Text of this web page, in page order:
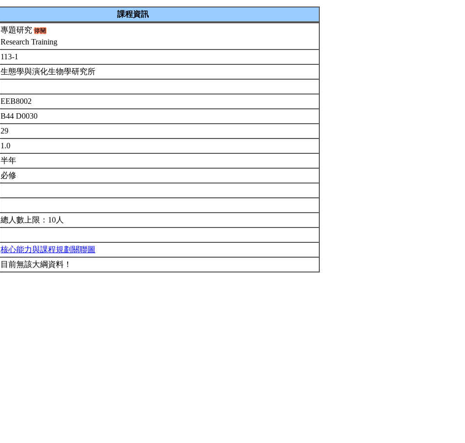
課程資訊
專題研究
Research Training
113-1
生態學與演化生物學研究所
EEB8002
B44 D0030
29
1.0
半年
必修
總人數上限：10人
核心能力與課程規劃關聯圖
目前無該大綱資料！